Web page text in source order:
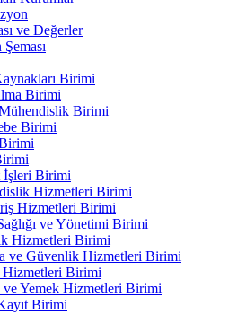
ve Değerler
Birimi
Birimi
Birimi
Birimi
İşleri Birimi
Hizmetleri Birimi
Hizmetleri Birimi
ve Yönetimi Birimi
Hizmetleri Birimi
ve Güvenlik Hizmetleri Birimi
Hizmetleri Birimi
Yemek Hizmetleri Birimi
Birimi